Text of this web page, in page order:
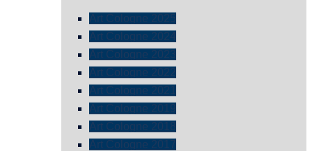
Art Cologne 2025
Art Cologne 2024
Art Cologne 2023
Art Cologne 2022
Art Cologne 2021
Art Cologne 2019
Art Cologne 2018
Art Cologne 2017